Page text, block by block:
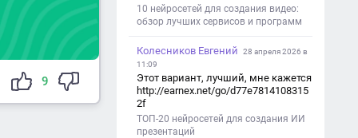
9
каналах YAGLA и Kokoc Group. Flux 2
10 нейросетей для создания видео:
обзор лучших сервисов и программ
Колесников Евгений
28 апреля 2026 в
11:09
Этот вариант, лучший, мне кажется
http://earnex.net/go/d77e7814108315
2f
ТОП-20 нейросетей для создания ИИ
презентаций